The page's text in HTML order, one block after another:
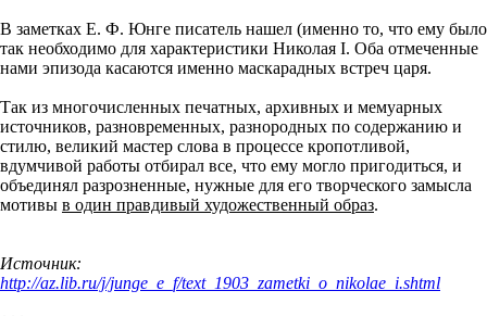
В заметках Е. Ф. Юнге писатель нашел (именно то, что ему было
так необходимо для характеристики Николая I. Оба отмеченные
нами эпизода касаются именно маскарадных встреч царя.
Так из многочисленных печатных, архивных и мемуарных
источников, разновременных, разнородных по содержанию и
стилю, великий мастер слова в процессе кропотливой,
вдумчивой работы отбирал все, что ему могло пригодиться, и
объединял разрозненные, нужные для его творческого замысла
мотивы в один правдивый художественный образ.
Источник:
http://az.lib.ru/j/junge_e_f/text_1903_zametki_o_nikolae_i.shtml